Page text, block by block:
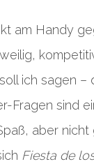
am Handy
ich sagen –
Fragen sind
aber
Fiesta de